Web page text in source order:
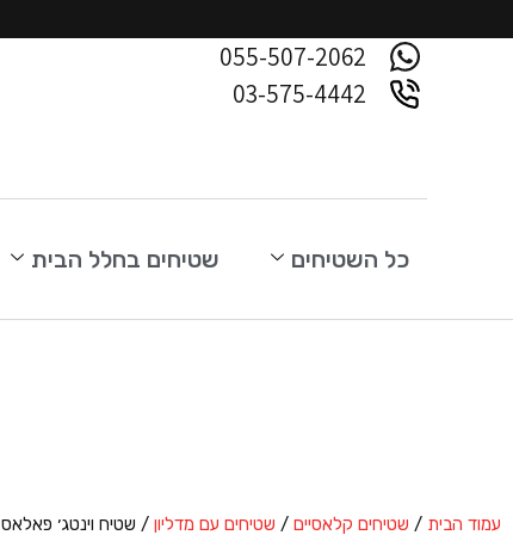
055-507-2062
03-575-4442
כל השטיחים שטיחים בחלל הבית
עמוד הבית / שטיחים קלאסיים / שטיחים עם מדליון / שטיח וינטג׳ פאלאס 6994